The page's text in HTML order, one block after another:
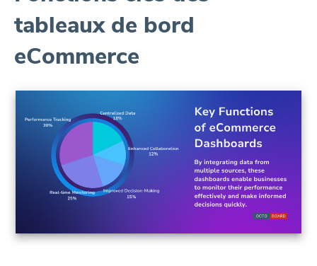
tableaux de bord
eCommerce